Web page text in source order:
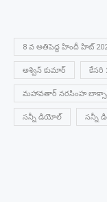
8 వ అతిపెద్ద హిందీ హిట్
అశ్విన్ కుమార్ కేసరి
మహావతార్ నరసింహ
సన్నీ డియోల్ సన్నీ